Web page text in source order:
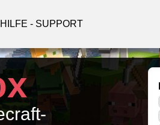
HILFE - SUPPORT